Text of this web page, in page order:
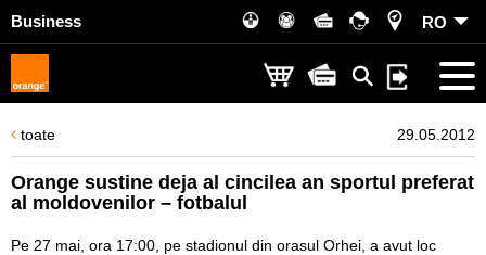
Business RO
toate 29.05.2012
Orange sustine deja al cincilea an sportul preferat
al moldovenilor – fotbalul
Pe 27 mai, ora 17:00, pe stadionul din orasul Orhei, a avut loc